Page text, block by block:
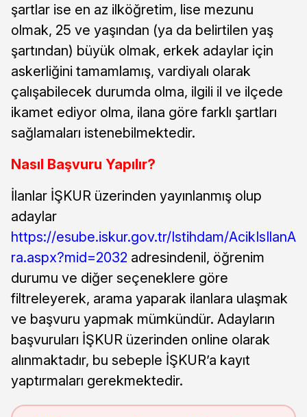
şartlar ise en az ilköğretim, lise mezunu
olmak, 25 ve yaşından (ya da belirtilen yaş
şartından) büyük olmak, erkek adaylar için
askerliğini tamamlamış, vardiyalı olarak
çalışabilecek durumda olma, ilgili il ve ilçede
ikamet ediyor olma, ilana göre farklı şartları
sağlamaları istenebilmektedir.
Nasıl Başvuru Yapılır?
İlanlar İŞKUR üzerinden yayınlanmış olup
adaylar
https://esube.iskur.gov.tr/Istihdam/AcikIsIlanA
ra.aspx?mid=2032 adresindenil, öğrenim
durumu ve diğer seçeneklere göre
filtreleyerek, arama yaparak ilanlara ulaşmak
ve başvuru yapmak mümkündür. Adayların
başvuruları İŞKUR üzerinden online olarak
alınmaktadır, bu sebeple İŞKUR’a kayıt
yaptırmaları gerekmektedir.